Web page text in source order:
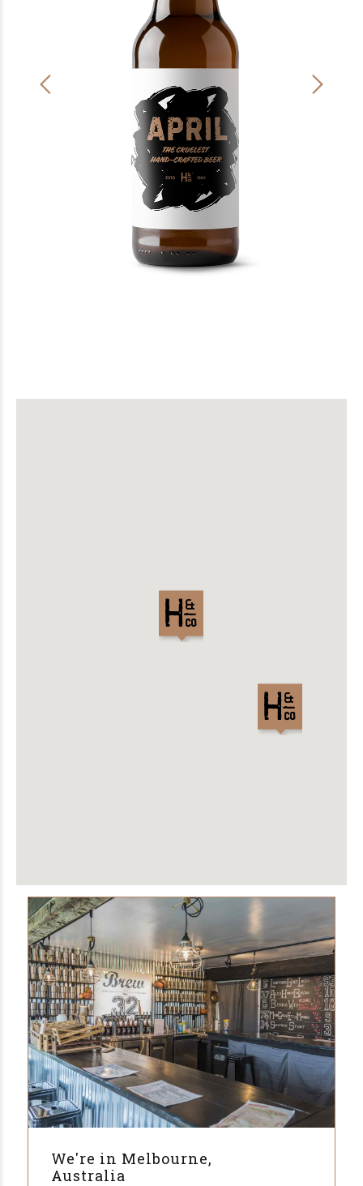
Efficiently unleash cross-media.
We're in Melbourne,
Australia